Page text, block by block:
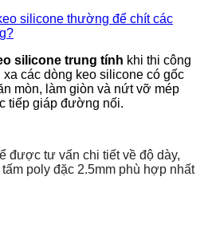
silicone thường để chít các
silicone trung tính khi thi công
các dòng keo silicone có gốc
mòn, làm giòn và nứt vỡ mép
tiếp giáp đường nối.
được tư vấn chi tiết về độ dày,
poly đặc 2.5mm phù hợp nhất